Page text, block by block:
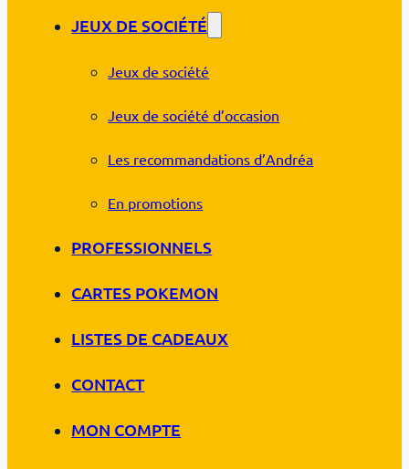
JEUX DE SOCIÉTÉ
Jeux de société
Jeux de société d’occasion
Les recommandations d’Andréa
En promotions
PROFESSIONNELS
CARTES POKEMON
LISTES DE CADEAUX
CONTACT
MON COMPTE